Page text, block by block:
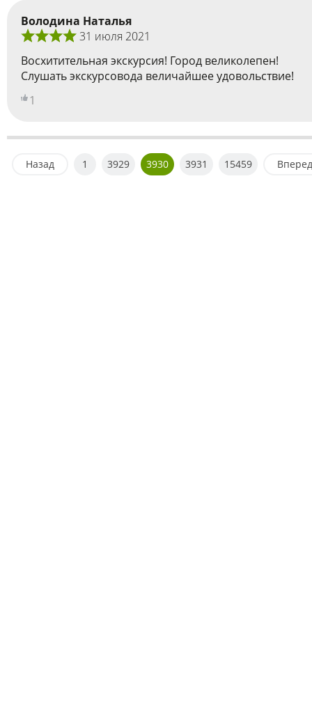
Володина Наталья
31 июля 2021
Восхитительная экскурсия! Город великолепен!
Слушать экскурсовода величайшее удовольствие!
1
Назад 1 3929 3930 3931 15459 Вперед